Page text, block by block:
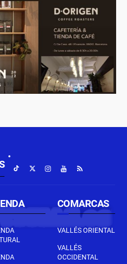
COMARCAS
VALLÉS ORIENTAL
VALLÉS
OCCIDENTAL